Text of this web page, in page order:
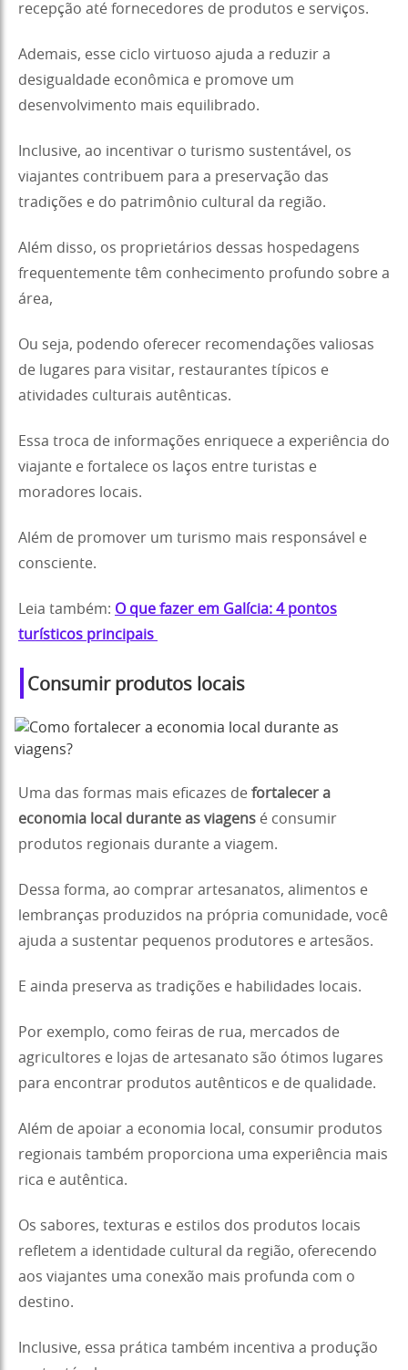
recepção até fornecedores de produtos e serviços.
Ademais, esse ciclo virtuoso ajuda a reduzir a
desigualdade econômica e promove um
desenvolvimento mais equilibrado.
Inclusive, ao incentivar o turismo sustentável, os
viajantes contribuem para a preservação das
tradições e do patrimônio cultural da região.
Além disso, os proprietários dessas hospedagens
frequentemente têm conhecimento profundo sobre a
área,
Ou seja, podendo oferecer recomendações valiosas
de lugares para visitar, restaurantes típicos e
atividades culturais autênticas.
Essa troca de informações enriquece a experiência do
viajante e fortalece os laços entre turistas e
moradores locais.
Além de promover um turismo mais responsável e
consciente.
Leia também: O que fazer em Galícia: 4 pontos
turísticos principais
Consumir produtos locais
Uma das formas mais eficazes de fortalecer a
economia local durante as viagens é consumir
produtos regionais durante a viagem.
Dessa forma, ao comprar artesanatos, alimentos e
lembranças produzidos na própria comunidade, você
ajuda a sustentar pequenos produtores e artesãos.
E ainda preserva as tradições e habilidades locais.
Por exemplo, como feiras de rua, mercados de
agricultores e lojas de artesanato são ótimos lugares
para encontrar produtos autênticos e de qualidade.
Além de apoiar a economia local, consumir produtos
regionais também proporciona uma experiência mais
rica e autêntica.
Os sabores, texturas e estilos dos produtos locais
refletem a identidade cultural da região, oferecendo
aos viajantes uma conexão mais profunda com o
destino.
Inclusive, essa prática também incentiva a produção